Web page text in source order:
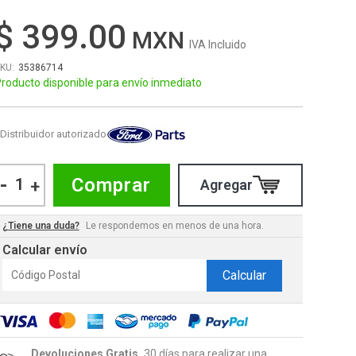
399.00 IVA Incluido
35386714
disponible para envío inmediato
Distribuidor autorizado
- + Comprar
¿Tiene una duda? Le respondemos en menos de una hora.
Calcular envío
Calcular